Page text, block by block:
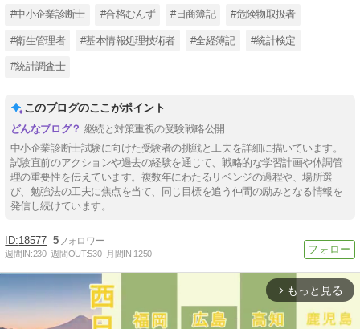
#中小企業診断士 #合格むんず #日商簿記 #危険物取扱者
#衛生管理者 #基本情報処理技術者 #全経簿記 #統計検定
#統計調査士
このブログのここがポイント
継続と対策重視の受験戦略公開
中小企業診断士試験に向けた受験者の挑戦と工夫を詳細に描いています。
試験直前のアクションや過去の経験を通じて、戦略的な学習計画や体調管
理の重要性を伝えています。複数年にわたるリベンジの過程や、場所選
び、勉強法の工夫に焦点を当て、同じ目標を追う仲間の励みとなる情報を
発信し続けています。
18577 5
週間IN:230 週間OUT:530 月間IN:1250
arrow_forward_ios もっと見る